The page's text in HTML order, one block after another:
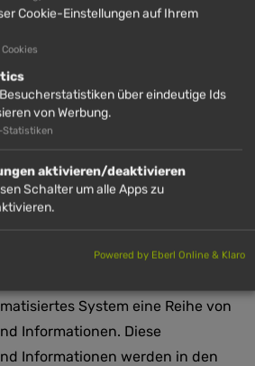
gelöscht werden. Dies
möglich.
Person die Setzung von
Internetbrowser, sind unter
Funktionen unserer Internetseite
ALLGEMEINEN DATEN
GmbH & Co. KG erfasst mit
durch eine betroffene
System eine Reihe von
Informationen. Diese
Informationen werden in den
Cookie-Einstellungen auf Ihrem
über eindeutige Ids
von Werbung.
Statistiken
aktivieren/deaktivieren
Schalter um alle Apps zu
Powered by Eberl Online & Klaro